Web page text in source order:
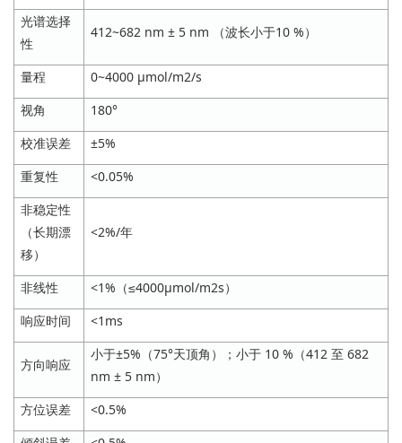
光谱选择
性
412~682 nm ± 5 nm （波长小于10 %）
量程
0~4000 μmol/m2/s
视角
180°
校准误差
±5%
重复性
<0.05%
非稳定性
（长期漂
移）
<2%/年
非线性
<1%（≤4000μmol/m2s）
响应时间
<1ms
方向响应
小于±5%（75°天顶角）；小于 10 %（412 至 682
nm ± 5 nm）
方位误差
<0.5%